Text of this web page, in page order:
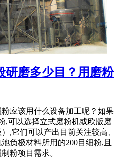
研磨多少目？用磨粉
应该用什么设备加工呢？如果
,可以选择立式磨粉机或欧版磨
,它们可以产出目前关注较高、
负极材料所用的200目细粉,且
粉项目需求。